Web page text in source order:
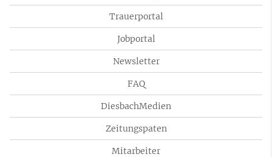
Trauerportal
Jobportal
Newsletter
FAQ
DiesbachMedien
Zeitungspaten
Mitarbeiter